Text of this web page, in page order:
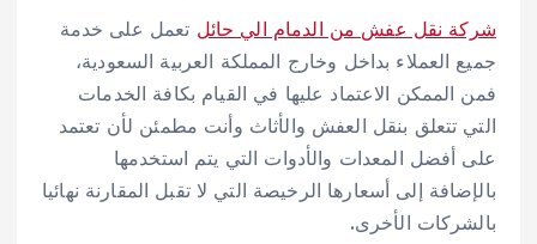
شركة نقل عفش من الدمام الي حائل تعمل على خدمة
جميع العملاء بداخل وخارج المملكة العربية السعودية،
فمن الممكن الاعتماد عليها في القيام بكافة الخدمات
التي تتعلق بنقل العفش والأثاث وأنت مطمئن لأن تعتمد
على أفضل المعدات والأدوات التي يتم استخدمها
بالإضافة إلى أسعارها الرخيصة التي لا تقبل المقارنة نهائيا
بالشركات الأخرى.